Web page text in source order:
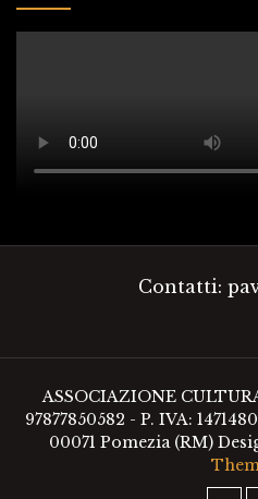
Contatti:
ASSOCIAZIONE
97877850582 - P. IVA:
00071 Pomezia (RM)